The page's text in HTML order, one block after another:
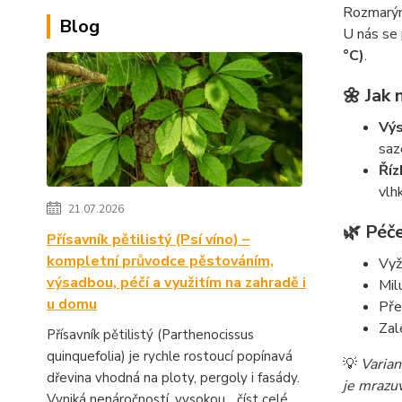
Blog
21.07.2026
Přísavník pětilistý (Psí víno) –
kompletní průvodce pěstováním,
výsadbou, péčí a využitím na zahradě i
u domu
Přísavník pětilistý (Parthenocissus
quinquefolia) je rychle rostoucí popínavá
dřevina vhodná na ploty, pergoly i fasády.
U nás
°C).
🌼 Jak
🌿
💡
je